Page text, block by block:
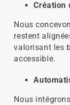
Création
Nous
restent
valorisant les
accessible.
Nous